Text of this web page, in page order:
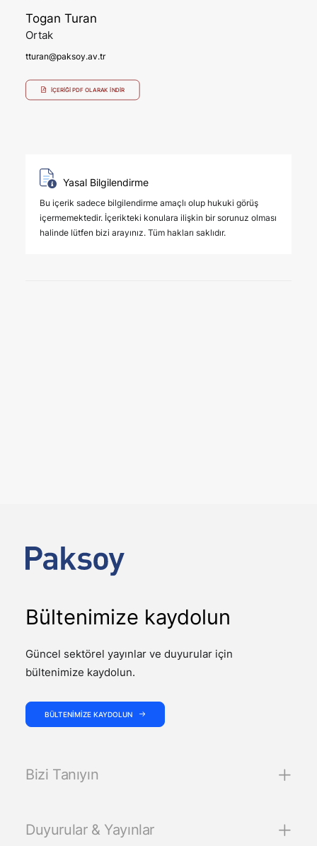
Togan Turan
Ortak
tturan@paksoy.av.tr
İÇERIĞI PDF OLARAK İNDIR
Yasal Bilgilendirme
Bu içerik sadece bilgilendirme amaçlı olup hukuki görüş
içermemektedir. İçerikteki konulara ilişkin bir sorunuz olması
halinde lütfen bizi arayınız. Tüm hakları saklıdır.
Bültenimize kaydolun
Güncel sektörel yayınlar ve duyurular için
bültenimize kaydolun.
BÜLTENIMIZE KAYDOLUN
Bizi Tanıyın
Duyurular & Yayınlar